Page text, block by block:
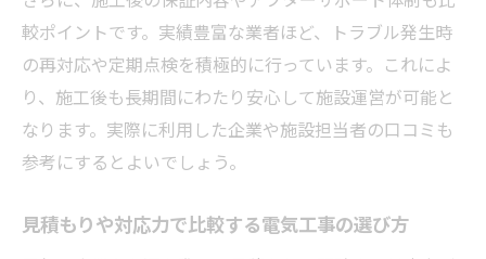
較ポイントです。実績豊富な業者ほど、トラブル発生時
の再対応や定期点検を積極的に行っています。これによ
り、施工後も長期間にわたり安心して施設運営が可能と
なります。実際に利用した企業や施設担当者の口コミも
参考にするとよいでしょう。
見積もりや対応力で比較する電気工事の選び方